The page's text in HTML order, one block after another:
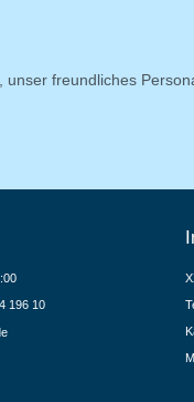
freundliches
196 10